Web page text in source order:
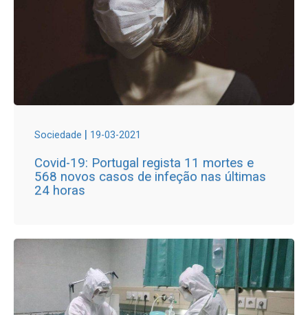
Sociedade | 19-03-2021
Covid-19: Portugal regista 11 mortes e
568 novos casos de infeção nas últimas
24 horas